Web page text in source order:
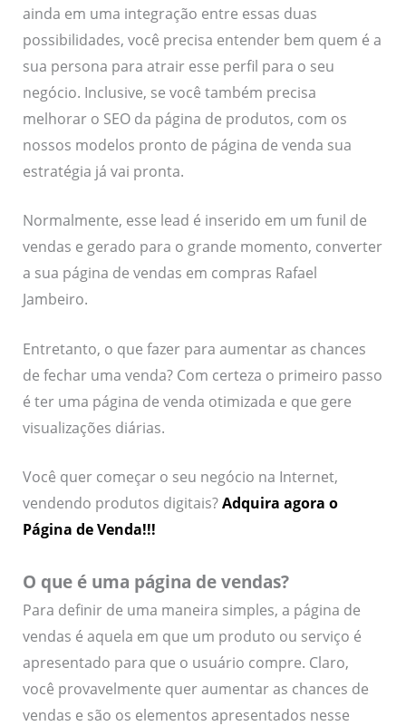
ainda em uma integração entre essas duas
possibilidades, você precisa entender bem quem é a
sua persona para atrair esse perfil para o seu
negócio. Inclusive, se você também precisa
melhorar o SEO da página de produtos, com os
nossos modelos pronto de página de venda sua
estratégia já vai pronta.
Normalmente, esse lead é inserido em um funil de
vendas e gerado para o grande momento, converter
a sua página de vendas em compras Rafael
Jambeiro.
Entretanto, o que fazer para aumentar as chances
de fechar uma venda? Com certeza o primeiro passo
é ter uma página de venda otimizada e que gere
visualizações diárias.
Você quer começar o seu negócio na Internet,
vendendo produtos digitais?Adquira agora o
Página de Venda!!!
O que é uma página de vendas?
Para definir de uma maneira simples, a página de
vendas é aquela em que um produto ou serviço é
apresentado para que o usuário compre. Claro,
você provavelmente quer aumentar as chances de
vendas e são os elementos apresentados nesse